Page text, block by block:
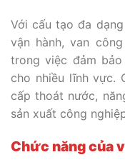
Với cấu tạo đa
vận hành, van
trong việc đảm
cho nhiều lĩnh vực.
cấp thoát nước,
sản xuất công
Chức năng của